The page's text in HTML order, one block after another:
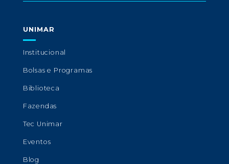
UNIMAR
Institucional
Bolsas e Programas
Biblioteca
Fazendas
Tec Unimar
Eventos
Blog